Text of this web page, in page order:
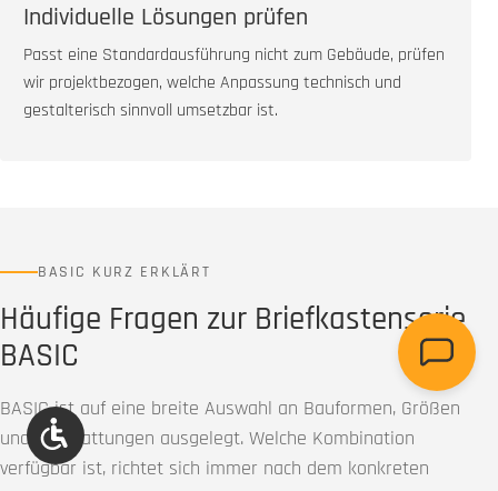
Individuelle Lösungen prüfen
Passt eine Standardausführung nicht zum Gebäude, prüfen
wir projektbezogen, welche Anpassung technisch und
gestalterisch sinnvoll umsetzbar ist.
BASIC KURZ ERKLÄRT
Häufige Fragen zur Briefkastenserie
BASIC
BASIC ist auf eine breite Auswahl an Bauformen, Größen
und Ausstattungen ausgelegt. Welche Kombination
verfügbar ist, richtet sich immer nach dem konkreten
Werkzeugleiste anzeigen